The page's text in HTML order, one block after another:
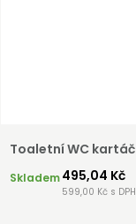
Toaletní WC kartáč
Skladem495,04 Kč
599,00 Kč s DPH